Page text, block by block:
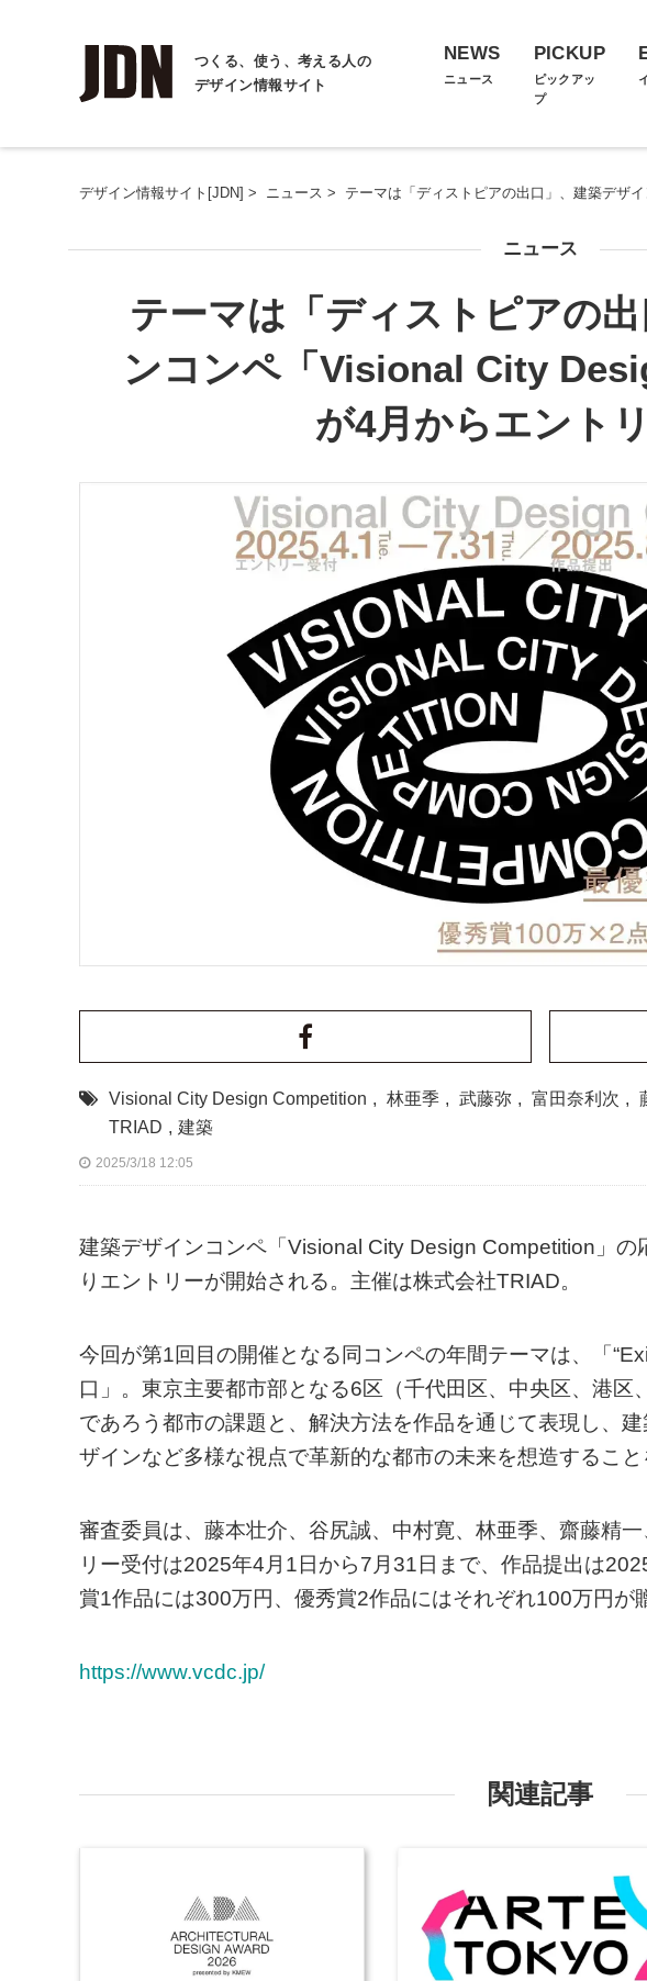
つくる、使う、考える人の
デザイン情報サイト
NEWS
ニュース
PICKUP
ピックアッ
プ
デザイン情報サイト[JDN] > ニュース > テーマは「ディストピアの出口」、建築デザ
ニュース
テーマは「ディストピアの
ンコンペ「Visional City
が4月からエント
Visional City Design Competition , 林亜季 , 武藤弥 , 富田奈利次 ,
TRIAD , 建築
2025/3/18 12:05
建築デザインコンペ「Visional City Design Competition」の
りエントリーが開始される。主催は株式会社TRIAD。
今回が第1回目の開催となる同コンペの年間テーマは、「
口」。東京主要都市部となる6区（千代田区、中央区、港区
であろう都市の課題と、解決方法を作品を通じて表現し、
ザインなど多様な視点で革新的な都市の未来を想造すること
審査委員は、藤本壮介、谷尻誠、中村寛、林亜季、齋藤精
リー受付は2025年4月1日から7月31日まで、作品提出は
賞1作品には300万円、優秀賞2作品にはそれぞれ100万円
https://www.vcdc.jp/
関連記事